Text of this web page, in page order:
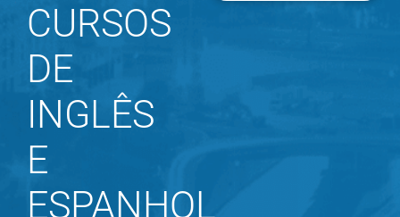
CURSOS
DE
INGLÊS
E
ESPANHOL